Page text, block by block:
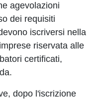
agevolazioni
dei requisiti
iscriversi nella
riservata alle
certificati,
dopo l'iscrizione